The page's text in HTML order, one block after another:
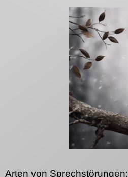
Arten von Sprechstörungen: